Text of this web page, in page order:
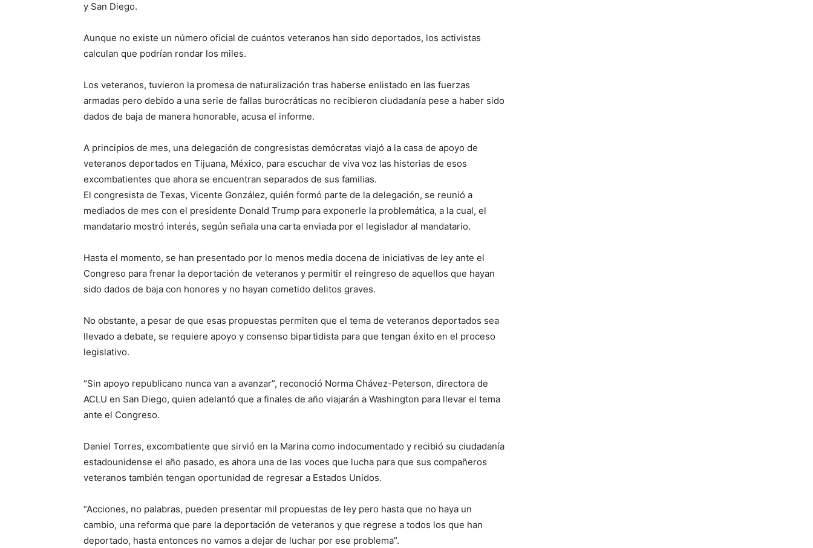
y San Diego.
Aunque no existe un número oficial de cuántos veteranos han sido deportados, los activistas
calculan que podrían rondar los miles.
Los veteranos, tuvieron la promesa de naturalización tras haberse enlistado en las fuerzas
armadas pero debido a una serie de fallas burocráticas no recibieron ciudadanía pese a haber sido
dados de baja de manera honorable, acusa el informe.
A principios de mes, una delegación de congresistas demócratas viajó a la casa de apoyo de
veteranos deportados en Tijuana, México, para escuchar de viva voz las historias de esos
excombatientes que ahora se encuentran separados de sus familias.
El congresista de Texas, Vicente González, quién formó parte de la delegación, se reunió a
mediados de mes con el presidente Donald Trump para exponerle la problemática, a la cual, el
mandatario mostró interés, según señala una carta enviada por el legislador al mandatario.
Hasta el momento, se han presentado por lo menos media docena de iniciativas de ley ante el
Congreso para frenar la deportación de veteranos y permitir el reingreso de aquellos que hayan
sido dados de baja con honores y no hayan cometido delitos graves.
No obstante, a pesar de que esas propuestas permiten que el tema de veteranos deportados sea
llevado a debate, se requiere apoyo y consenso bipartidista para que tengan éxito en el proceso
legislativo.
“Sin apoyo republicano nunca van a avanzar”, reconoció Norma Chávez-Peterson, directora de
ACLU en San Diego, quien adelantó que a finales de año viajarán a Washington para llevar el tema
ante el Congreso.
Daniel Torres, excombatiente que sirvió en la Marina como indocumentado y recibió su ciudadanía
estadounidense el año pasado, es ahora una de las voces que lucha para que sus compañeros
veteranos también tengan oportunidad de regresar a Estados Unidos.
“Acciones, no palabras, pueden presentar mil propuestas de ley pero hasta que no haya un
cambio, una reforma que pare la deportación de veteranos y que regrese a todos los que han
deportado, hasta entonces no vamos a dejar de luchar por ese problema”.